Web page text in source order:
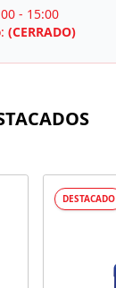
- 15:00
(CERRADO)
DESTACADO